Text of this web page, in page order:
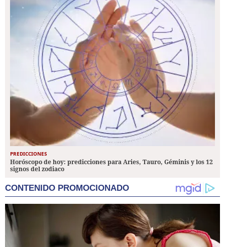
PREDICCIONES
Horóscopo de hoy: predicciones para Aries, Tauro, Géminis y los 12
signos del zodiaco
CONTENIDO PROMOCIONADO